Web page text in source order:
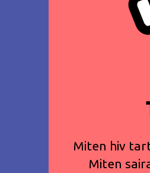
Miten hiv
Miten